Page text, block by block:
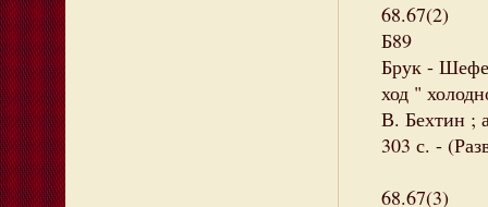
68.67(2)
Б89
Брук -
ход "
В. Бехтин ;
303 с. -
68.67(3)